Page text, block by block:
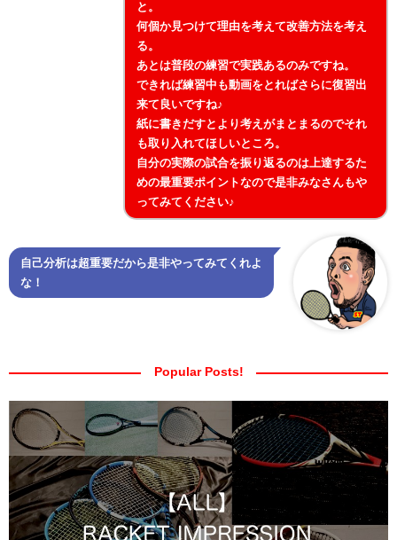
と。
何個か見つけて理由を考えて改善方法を考え
る。
あとは普段の練習で実践あるのみですね。
できれば練習中も動画をとればさらに復習出
来て良いですね♪
紙に書きだすとより考えがまとまるのでそれ
も取り入れてほしいところ。
自分の実際の試合を振り返るのは上達するた
めの最重要ポイントなので是非みなさんもや
ってみてください♪
自己分析は超重要だから是非やってみてくれよ
な！
Popular Posts!